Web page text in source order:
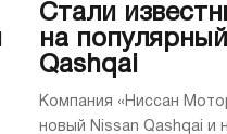
Стали
на
Qashqai
Компания «Ниссан
новый Nissan Qashqai и